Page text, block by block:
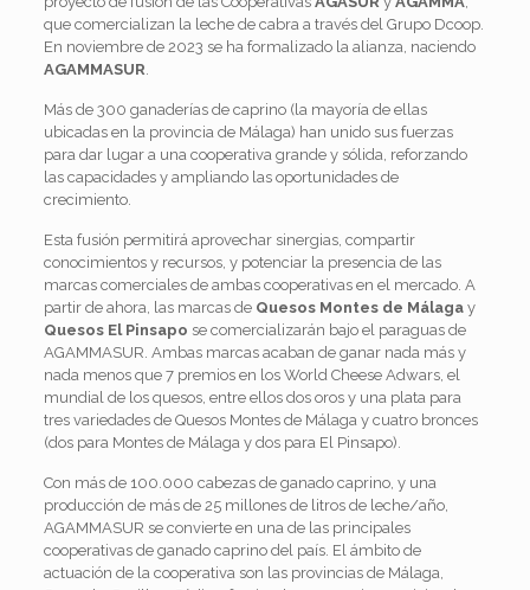
que comercializan la leche de cabra a través del Grupo Dcoop.
En noviembre de 2023 se ha formalizado la alianza, naciendo
AGAMMASUR
Más de 300 ganaderías de caprino (la mayoría de ellas
ubicadas en la provincia de Málaga) han unido sus fuerzas
para dar lugar a una cooperativa grande y sólida, reforzando
las capacidades y ampliando las oportunidades de
crecimiento.
Esta fusión permitirá aprovechar sinergias, compartir
conocimientos y recursos, y potenciar la presencia de las
marcas comerciales de ambas cooperativas en el mercado. A
partir de ahora, las marcas de Quesos Montes de Málagay
Quesos El Pinsapo se comercializarán bajo el paraguas de
AGAMMASUR. Ambas marcas acaban de ganar nada más y
nada menos que 7 premios en los World Cheese Adwars, el
mundial de los quesos, entre ellos dos oros y una plata para
tres variedades de Quesos Montes de Málaga y cuatro bronces
(dos para Montes de Málaga y dos para El Pinsapo).
Con más de 100.000 cabezas de ganado caprino, y una
producción de más de 25 millones de litros de leche/año,
AGAMMASUR se convierte en una de las principales
cooperativas de ganado caprino del país. El ámbito de
actuación de la cooperativa son las provincias de Málaga,